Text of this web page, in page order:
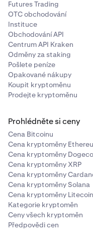
Když používáte DeFi
riziko, což znamená,
systémů se může
Futures Trading
OTC obchodování
Instituce
Obchodování API
Centrum API Kraken
Odměny za staking
Pošlete peníze
Opakované nákupy
Koupit kryptoměnu
Prodejte kryptoměnu
Prohlédněte si ceny
Cena Bitcoinu
Cena kryptoměny
Cena kryptoměny
Cena kryptoměny XRP
Cena kryptoměny
Cena kryptoměny Solana
Cena kryptoměny Litecoin
Kategorie kryptoměn
Ceny všech kryptoměn
Předpovědi cen